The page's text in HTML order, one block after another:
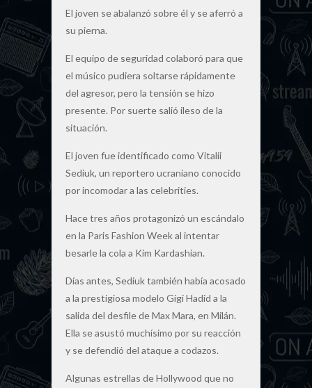
El joven se abalanzó sobre él y se aferró a
su pierna.
El equipo de seguridad colaboró para que
el músico pudiera soltarse rápidamente
del agresor, pero la tensión se hizo
presente. Por suerte salió ileso de la
situación.
El joven fue identificado como Vitalii
Sediuk, un reportero ucraniano conocido
por incomodar a las celebrities.
Hace tres años protagonizó un escándalo
en la Paris Fashion Week al intentar
besarle la cola a Kim Kardashian.
Días antes, Sediuk también había acosado
a la prestigiosa modelo Gigi Hadid a la
salida del desfile de Max Mara, en Milán.
Ella se asustó muchísimo por su reacción
y se defendió del ataque a codazos.
Algunas estrellas de Hollywood que no